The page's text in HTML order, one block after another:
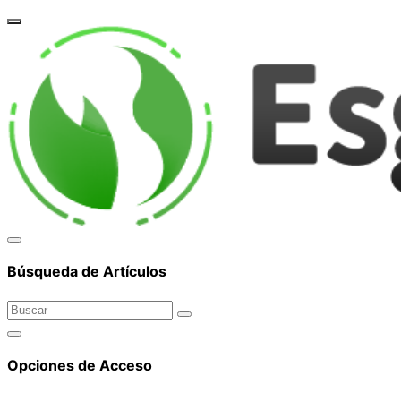
Búsqueda de Artículos
Opciones de Acceso